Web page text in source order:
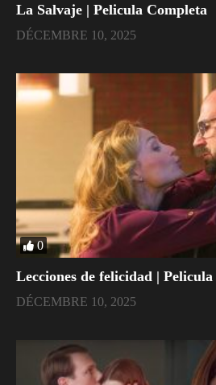
La Salvaje | Pelicula Completa
DÉCEMBRE 10, 2025
0
Lecciones de felicidad |
DÉCEMBRE 10, 2025